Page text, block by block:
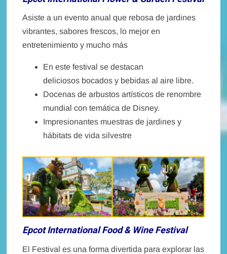
Asiste a un evento anual que rebosa de jardines
vibrantes, sabores frescos, lo mejor en
entretenimiento y mucho más
En este festival se destacan
deliciosos bocados y bebidas al aire libre.
Docenas de arbustos artísticos de renombre
mundial con temática de Disney.
Impresionantes muestras de jardines y
hábitats de vida silvestre
Epcot International Food & Wine Festival
El Festival es una forma divertida para explorar las